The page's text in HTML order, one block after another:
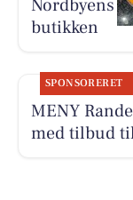
Nordbyens
butikken
SPONSORERET
MENY
med tilbud